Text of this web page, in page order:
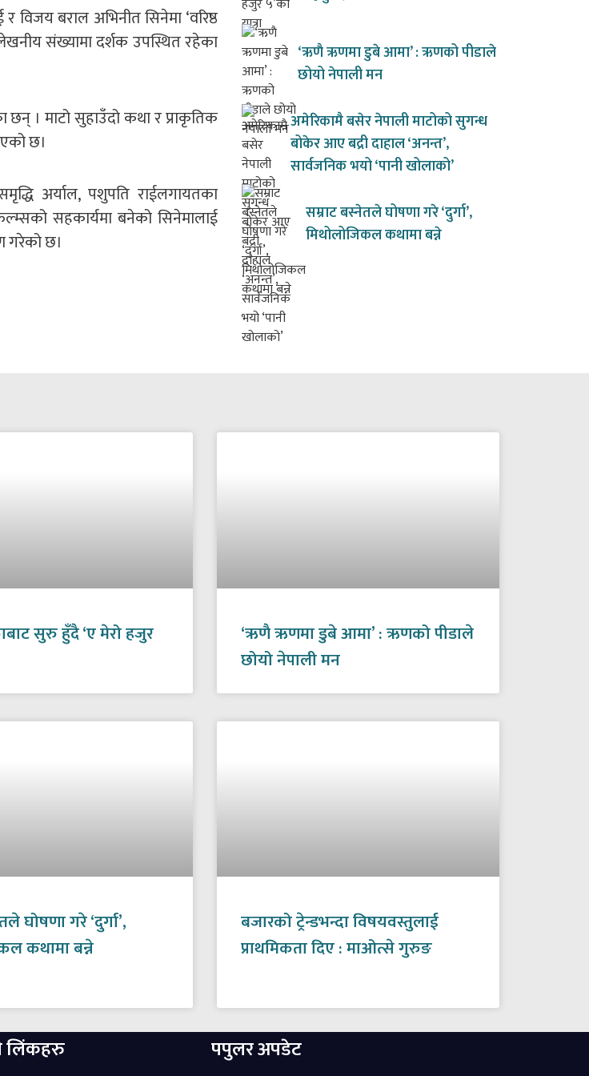
विजय बराल अभिनीत सिनेमा ‘वरिष्ठ
संख्यामा दर्शक उपस्थित रहेका
। माटो सुहाउँदो कथा र प्राकृतिक
छ।
अर्याल, पशुपति राईलगायतका
सहकार्यमा बनेको सिनेमालाई
गरेको छ।
‘ऋणै ऋणमा डुबे आमा’ : ऋणको पीडाले
छोयो नेपाली मन
अमेरिकामै बसेर नेपाली माटोको सुगन्ध
बोकेर आए बद्री दाहाल ‘अनन्त’,
सार्वजनिक भयो ‘पानी खोलाको’
सम्राट बस्नेतले घोषणा गरे ‘दुर्गा’,
मिथोलोजिकल कथामा बन्ने
सुरु हुँदै ‘ए मेरो हजुर
‘ऋणै ऋणमा डुबे आमा’ : ऋणको पीडाले
छोयो नेपाली मन
घोषणा गरे ‘दुर्गा’,
कथामा बन्ने
बजारको ट्रेन्डभन्दा विषयवस्तुलाई
प्राथमिकता दिए : माओत्से गुरुङ
लिंकहरु पपुलर अपडेट